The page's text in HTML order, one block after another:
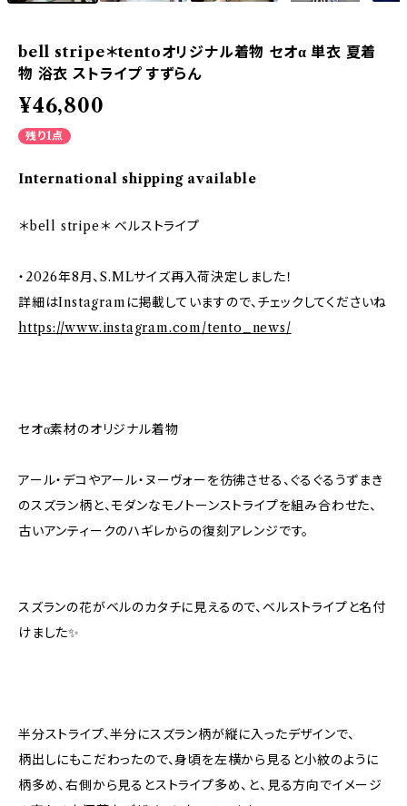
bell stripe＊tentoオリジナル着物 セオα 単衣 夏着
物 浴衣 ストライプ すずらん
¥46,800
残り1点
International shipping available
＊bell stripe＊ ベルストライプ
・2026年8月、S.MLサイズ再入荷決定しました！
詳細はInstagramに掲載していますので、チェックしてくださいね
https://www.instagram.com/tento_news/
セオα素材のオリジナル着物
アール・デコやアール・ヌーヴォーを彷彿させる、ぐるぐるうずまき
のスズラン柄と、モダンなモノトーンストライプを組み合わせた、
古いアンティークのハギレからの復刻アレンジです。
スズランの花がベルのカタチに見えるので、ベルストライプと名付
けました✨
半分ストライプ、半分にスズラン柄が縦に入ったデザインで、
柄出しにもこだわったので、身頃を左横から見ると小紋のように
柄多め、右側から見るとストライプ多め、と、見る方向でイメージ